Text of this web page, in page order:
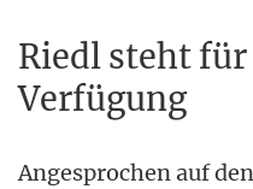
Riedl steht
Verfügung
Angesprochen auf